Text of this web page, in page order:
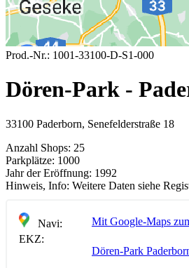
Prod.-Nr.: 1001-33100-D-S1-000
Dören-Park -
33100 Paderborn, Senefelderstraße 18
Anzahl Shops: 25
Parkplätze: 1000
Jahr der Eröffnung: 1992
Hinweis, Info: Weitere Daten siehe
Navi:
Mit Google-Maps
EKZ:
Dören-Park